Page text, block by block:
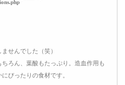
せんでした（笑）
ろん、葉酸もたっぷり。造血作用も
びったりの食材です。